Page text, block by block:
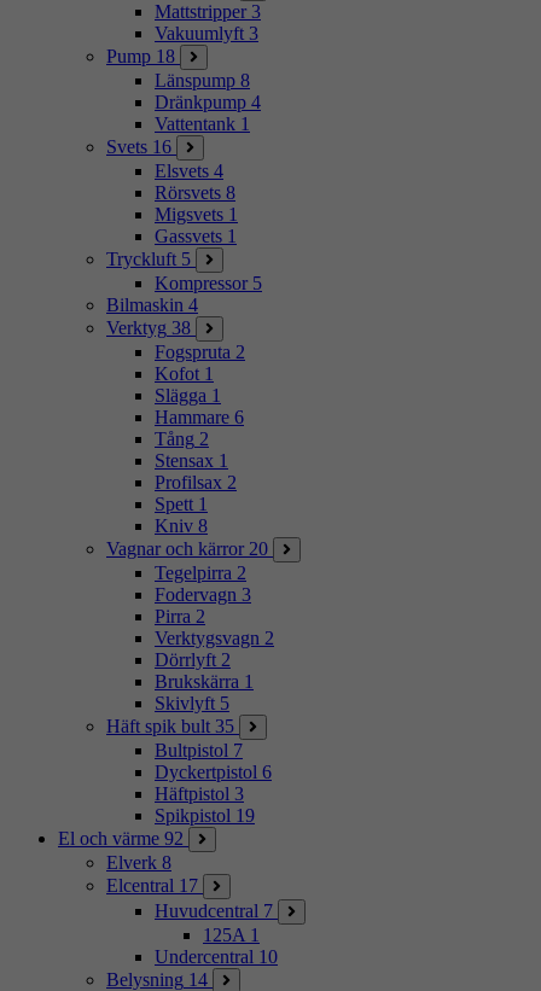
Mattstripper 3
Vakuumlyft 3
Pump 18
Länspump 8
Dränkpump 4
Vattentank 1
Svets 16
Elsvets 4
Rörsvets 8
Migsvets 1
Gassvets 1
Tryckluft 5
Kompressor 5
Bilmaskin 4
Verktyg 38
Fogspruta 2
Kofot 1
Slägga 1
Hammare 6
Tång 2
Stensax 1
Profilsax 2
Spett 1
Kniv 8
Vagnar och kärror 20
Tegelpirra 2
Fodervagn 3
Pirra 2
Verktygsvagn 2
Dörrlyft 2
Brukskärra 1
Skivlyft 5
Häft spik bult 35
Bultpistol 7
Dyckertpistol 6
Häftpistol 3
Spikpistol 19
El och värme 92
Elverk 8
Elcentral 17
Huvudcentral 7
125A 1
Undercentral 10
Belysning 14